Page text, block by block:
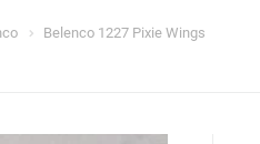
Belenco 1227 Pixie Wings